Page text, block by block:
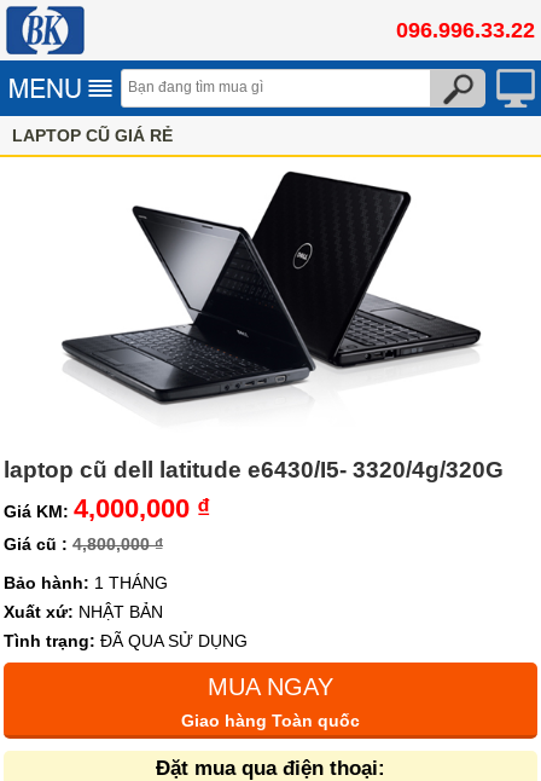
096.996.33.22
LAPTOP CŨ GIÁ RẺ
laptop cũ dell latitude e6430/I5- 3320/4g/320G
Giá KM: 4,000,000 ₫
Giá cũ : 4,800,000 ₫
Bảo hành: 1 THÁNG
Xuất xứ: NHẬT BẢN
Tình trạng: ĐÃ QUA SỬ DỤNG
MUA NGAY
Giao hàng Toàn quốc
Đặt mua qua điện thoại: